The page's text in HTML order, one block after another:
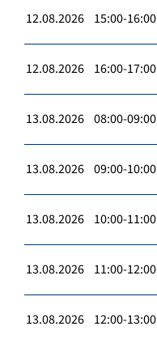
12.08.2026 15:00-16:00
12.08.2026 16:00-17:00
13.08.2026 08:00-09:00
13.08.2026 09:00-10:00
13.08.2026 10:00-11:00
13.08.2026 11:00-12:00
13.08.2026 12:00-13:00